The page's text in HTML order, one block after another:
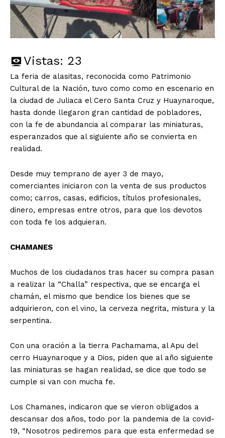
Vistas: 23
La feria de alasitas, reconocida como Patrimonio
Cultural de la Nación, tuvo como como en escenario en
la ciudad de Juliaca el Cero Santa Cruz y Huaynaroque,
hasta donde llegaron gran cantidad de pobladores,
con la fe de abundancia al comparar las miniaturas,
esperanzados que al siguiente año se convierta en
realidad.
Desde muy temprano de ayer 3 de mayo,
comerciantes iniciaron con la venta de sus productos
como; carros, casas, edificios, títulos profesionales,
dinero, empresas entre otros, para que los devotos
con toda fe los adquieran.
CHAMANES
Muchos de los ciudadanos tras hacer su compra pasan
a realizar la “Challa” respectiva, que se encarga el
chamán, el mismo que bendice los bienes que se
adquirieron, con el vino, la cerveza negrita, mistura y la
serpentina.
Con una oración a la tierra Pachamama, al Apu del
cerro Huaynaroque y a Dios, piden que al año siguiente
las miniaturas se hagan realidad, se dice que todo se
cumple si van con mucha fe.
Los Chamanes, indicaron que se vieron obligados a
descansar dos años, todo por la pandemia de la covid-
19, “Nosotros pediremos para que esta enfermedad se